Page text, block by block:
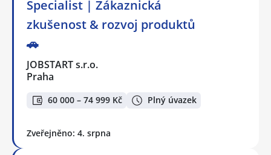
Specialist | Zákaznická
zkušenost & rozvoj produktů
🚗
JOBSTART s.r.o.
Praha
60 000 – 74 999 Kč Plný úvazek
Zveřejněno: 4. srpna